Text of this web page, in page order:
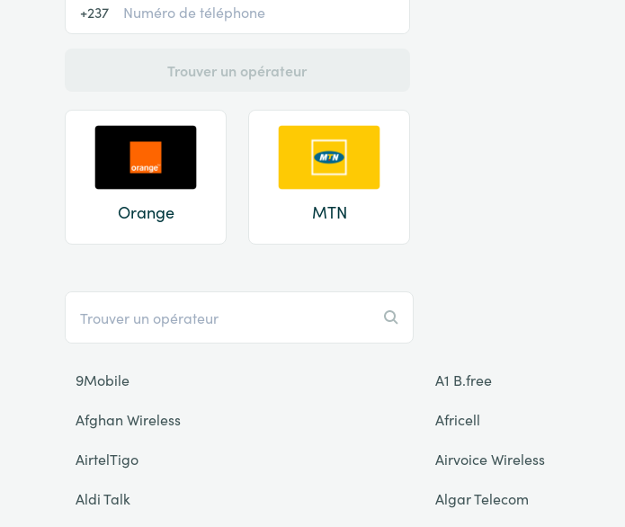
+237
Trouver un opérateur
Orange MTN
9Mobile A1 B.free
Afghan Wireless
Africell
AirtelTigo
Airvoice Wireless
Aldi Talk
Algar Telecom